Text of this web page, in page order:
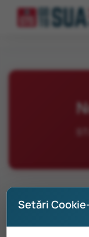
Setări